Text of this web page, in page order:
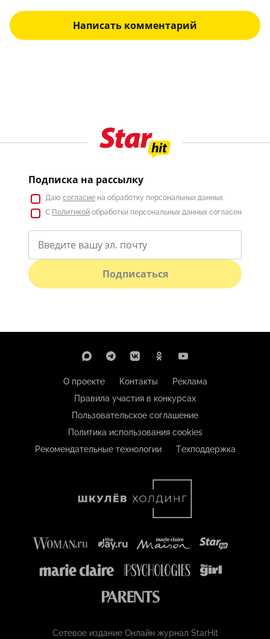
Написать комментарий
Подписка на рассылку
Даю согласие на обработку персональных данных
С Политикой обработки персональных данных согласен
Подписаться
О проекте Контакты
Реклама
Правила участия в конкурсах
Пользовательское соглашение
Политика использования cookies
Рекомендательные технологии
Техподдержка
Сетевое издание Онлайн журнал StarHit